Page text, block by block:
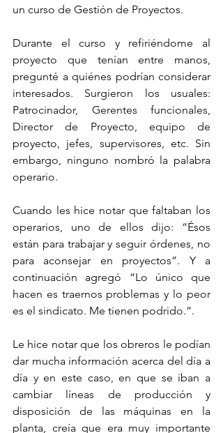
un curso de Gestión de Proyectos.
Durante el curso y refiriéndome al
proyecto que tenían entre manos,
pregunté a quiénes podrían considerar
interesados. Surgieron los usuales:
Patrocinador, Gerentes funcionales,
Director de Proyecto, equipo de
proyecto, jefes, supervisores, etc. Sin
embargo, ninguno nombró la palabra
operario.
Cuando les hice notar que faltaban los
operarios, uno de ellos dijo: “Ésos
están para trabajar y seguir órdenes, no
para aconsejar en proyectos”. Y a
continuación agregó “Lo único que
hacen es traernos problemas y lo peor
es el sindicato. Me tienen podrido.”.
Le hice notar que los obreros le podían
dar mucha información acerca del día a
día y en este caso, en que se iban a
cambiar líneas de producción y
disposición de las máquinas en la
planta, creía que era muy importante